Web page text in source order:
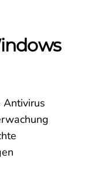
Antivirus